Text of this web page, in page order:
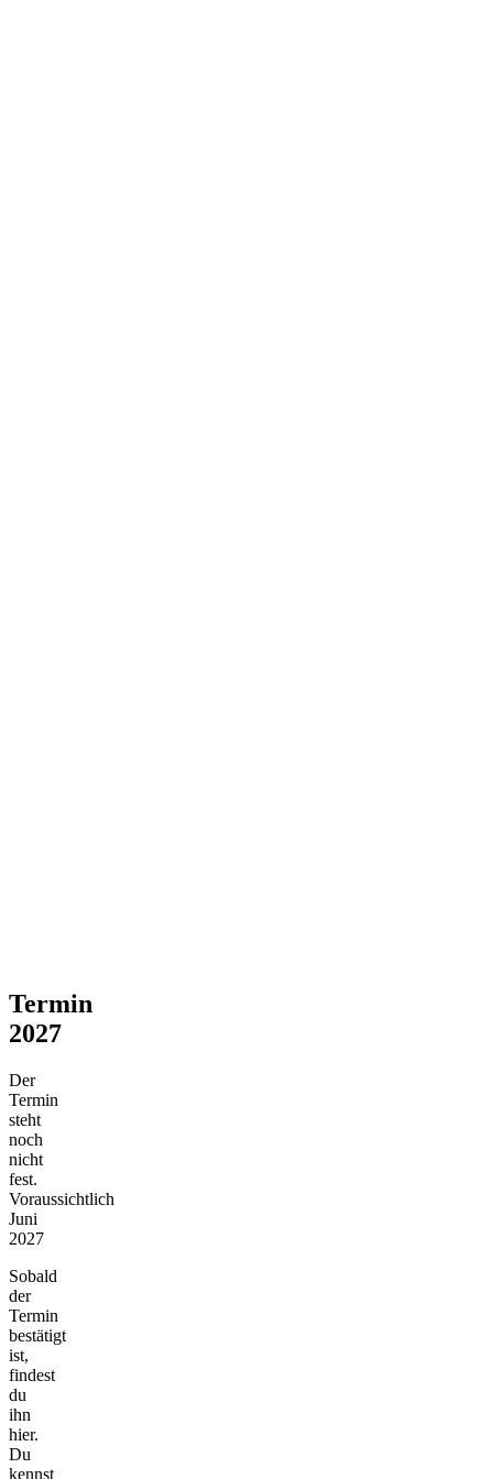
Termin
2027
Der
Termin
steht
noch
nicht
fest.
Voraussichtlich
Juni
2027
Sobald
der
Termin
bestätigt
ist,
findest
du
ihn
hier.
Du
kennst